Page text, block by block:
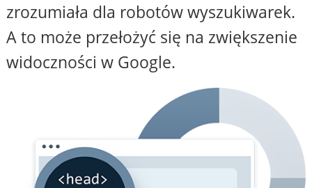
zrozumiała dla robotów wyszukiwarek.
A to może przełożyć się na zwiększenie
widoczności w Google.